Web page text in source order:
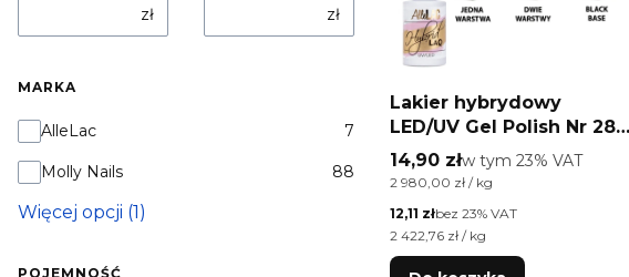
zł
zł
MARKA
Marka
AlleLac 7
Molly Nails 88
Więcej opcji (1)
POJEMNOŚĆ
Lakier hybrydowy
LED/UV Gel Polish Nr 288
Cat Eye Limited Edition
AlleLac 5g
Cena brutto
14,90 złw tym %s VAT
w tym 23% VAT
Cena jednostkowa brutto
2 980,00 zł / kg
Cena netto
12,11 złbez 23% VAT
Cena jednostkowa netto
2 422,76 zł / kg